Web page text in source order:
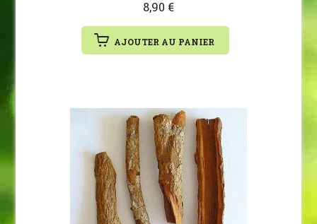
8,90 €
AJOUTER AU PANIER